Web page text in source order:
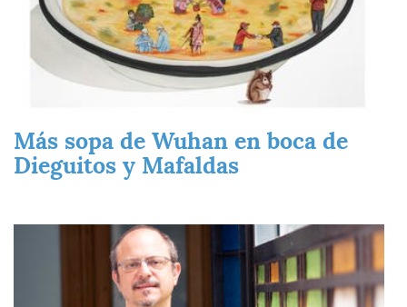
Más sopa de Wuhan en boca de
Dieguitos y Mafaldas